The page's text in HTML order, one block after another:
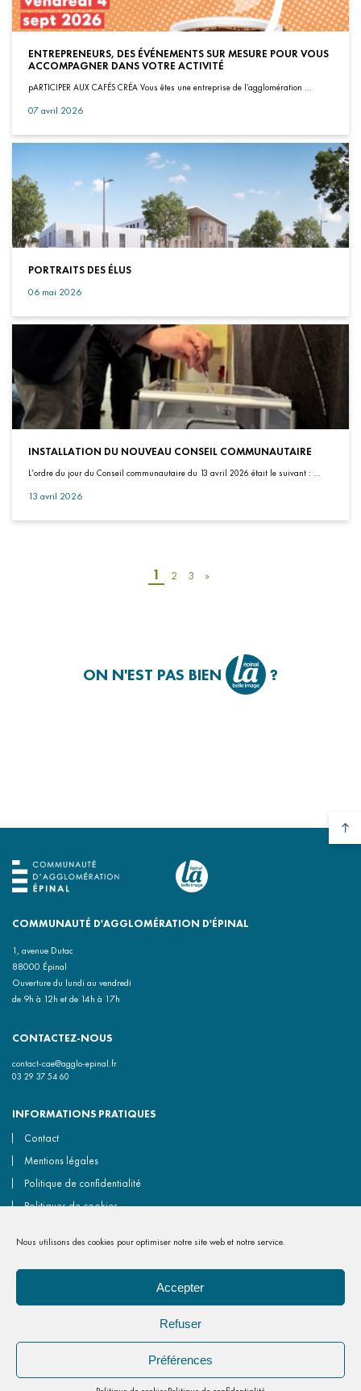
Nous utilisons des cookies pour optimiser notre site web et notre service.
Accepter
Refuser
Préférences
ENTREPRENEURS, DES ÉVÉNEMENTS SUR MESURE POUR VOUS
ACCOMPAGNER DANS VOTRE ACTIVITÉ
pARTICIPER AUX CAFÉS CRÉA Vous êtes une entreprise de l’agglomération ...
07 avril 2026
PORTRAITS DES ÉLUS
06 mai 2026
INSTALLATION DU NOUVEAU CONSEIL COMMUNAUTAIRE
L’ordre du jour du Conseil communautaire du 13 avril 2026 était le suivant : ...
13 avril 2026
1 2 3 »
ON N'EST PAS BIEN ?
COMMUNAUTÉ D'AGGLOMÉRATION D'ÉPINAL
1, avenue Dutac
88000 Épinal
Ouverture du lundi au vendredi
de 9h à 12h et de 14h à 17h
CONTACTEZ-NOUS
contact-cae@agglo-epinal.fr
03 29 37 54 60
INFORMATIONS PRATIQUES
Contact
Mentions légales
Politique de confidentialité
Politiques de cookies
Réalisé en local dans les Vosges par Section 4